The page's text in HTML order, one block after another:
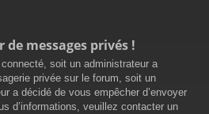
de messages privés !
soit un administrateur a
privée sur le forum, soit un
a décidé de vous empêcher d’envoyer
d’informations, veuillez contacter un